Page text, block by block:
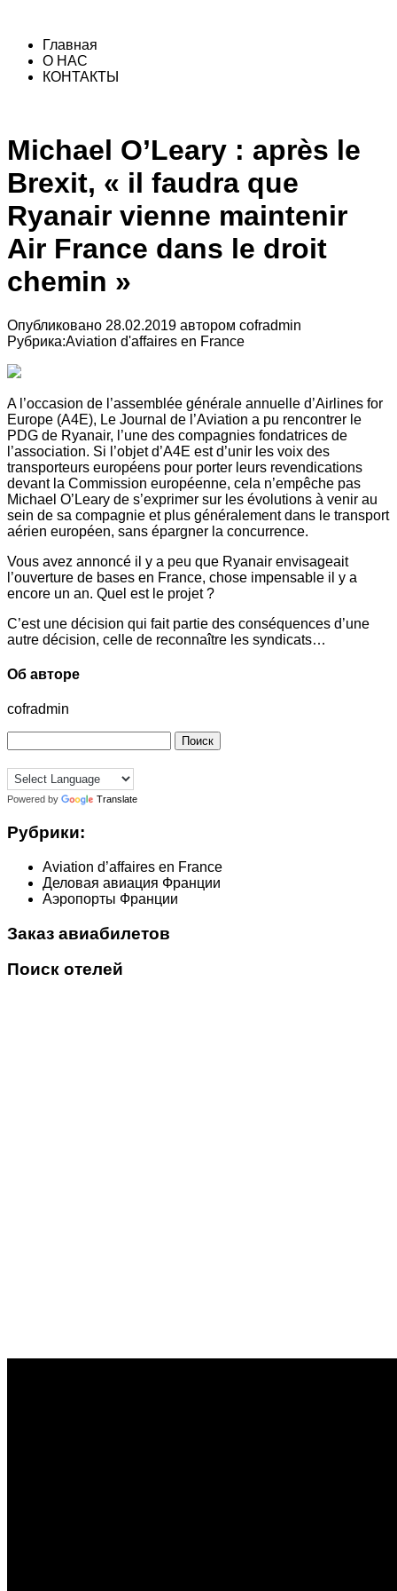
Главная
О НАС
КОНТАКТЫ
Michael O’Leary : après le
Brexit, « il faudra que
Ryanair vienne maintenir
Air France dans le droit
chemin »
Опубликовано 28.02.2019 автором cofradmin
Рубрика:Aviation d'affaires en France
A l’occasion de l’assemblée générale annuelle d’Airlines for
Europe (A4E), Le Journal de l’Aviation a pu rencontrer le
PDG de Ryanair, l’une des compagnies fondatrices de
l’association. Si l’objet d’A4E est d’unir les voix des
transporteurs européens pour porter leurs revendications
devant la Commission européenne, cela n’empêche pas
Michael O’Leary de s’exprimer sur les évolutions à venir au
sein de sa compagnie et plus généralement dans le transport
aérien européen, sans épargner la concurrence.
Vous avez annoncé il y a peu que Ryanair envisageait
l’ouverture de bases en France, chose impensable il y a
encore un an. Quel est le projet ?
C’est une décision qui fait partie des conséquences d’une
autre décision, celle de reconnaître les syndicats…
Об авторе
cofradmin
Powered by Translate
Рубрики:
Aviation d’affaires en France
Деловая авиация Франции
Аэропорты Франции
Заказ авиабилетов
Поиск отелей